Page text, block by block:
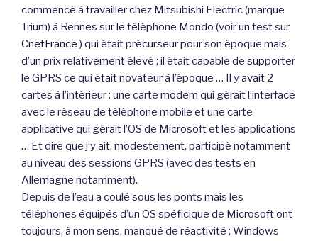
commencé à travailler chez Mitsubishi Electric (marque
Trium) à Rennes sur le téléphone Mondo (voir un test sur
CnetFrance ) qui était précurseur pour son époque mais
d’un prix relativement élevé ; il était capable de supporter
le GPRS ce qui était novateur à l’époque … Il y avait 2
cartes à l’intérieur : une carte modem qui gérait l’interface
avec le réseau de téléphone mobile et une carte
applicative qui gérait l’OS de Microsoft et les applications
… Et dire que j’y ait, modestement, participé notamment
au niveau des sessions GPRS (avec des tests en
Allemagne notamment).
Depuis de l’eau a coulé sous les ponts mais les
téléphones équipés d’un OS spéficique de Microsoft ont
toujours, à mon sens, manqué de réactivité ; Windows